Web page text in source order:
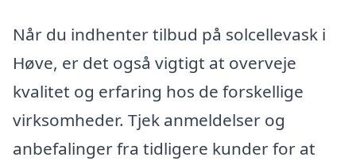
Når du indhenter tilbud på solcellevask i
Høve, er det også vigtigt at overveje
kvalitet og erfaring hos de forskellige
virksomheder. Tjek anmeldelser og
anbefalinger fra tidligere kunder for at